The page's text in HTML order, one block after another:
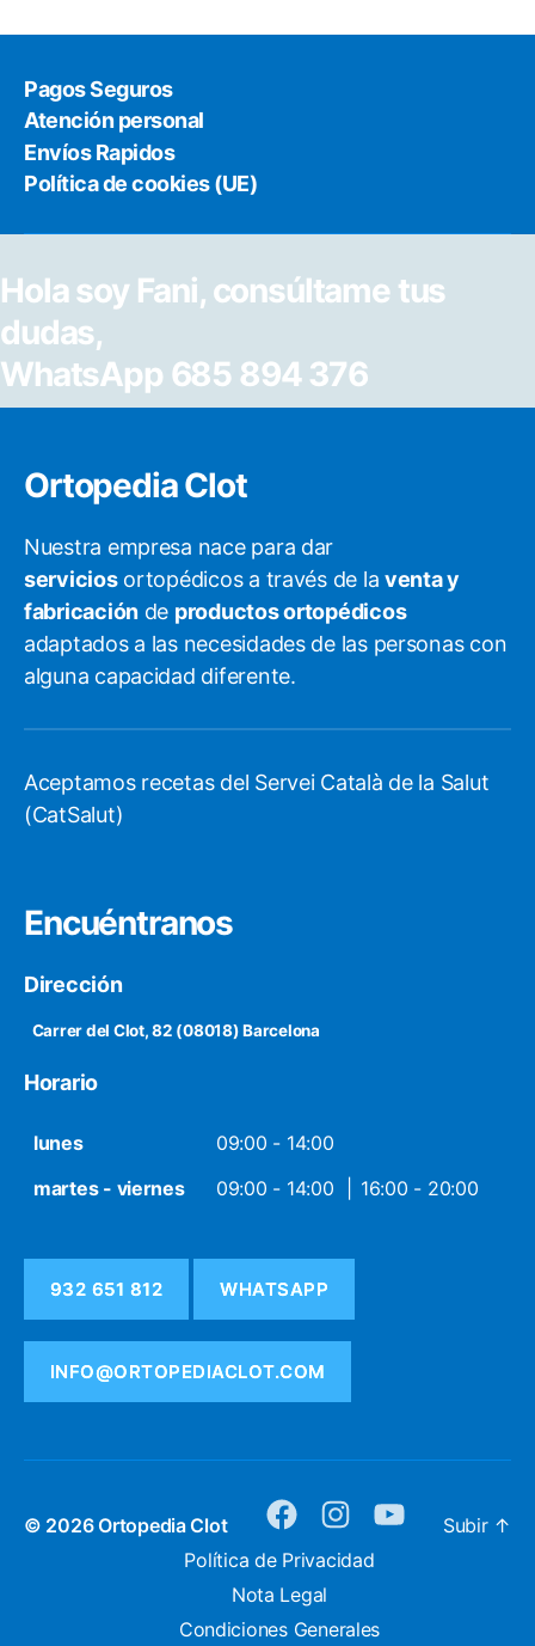
Pagos Seguros
Atención personal
Envíos Rapidos
Política de cookies (UE)
Hola soy Fani, consúltame tus
dudas,
WhatsApp 685 894 376
Ortopedia Clot
Nuestra empresa nace para dar
serviciosortopédicos a través de laventa y
fabricación de productos ortopédicos
adaptados a las necesidades de las personas con
alguna capacidad diferente.
Aceptamos recetas del Servei Català de la Salut
(CatSalut)
Encuéntranos
Dirección
Carrer del Clot, 82 (08018) Barcelona
Horario
lunes
09:00 - 14:00
martes - viernes
09:00 - 14:00 16:00 - 20:00
932 651 812 WHATSAPP
INFO@ORTOPEDIACLOT.COM
© 2026Ortopedia Clot facebookinstagramyoutubeSubir ↑
Política de Privacidad
Nota Legal
Condiciones Generales